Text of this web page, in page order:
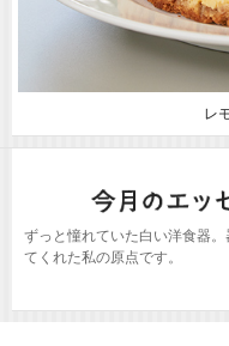
レ
ずっと憧れていた白い洋食器
てくれた私の原点です。